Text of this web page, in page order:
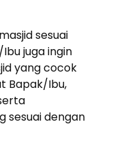
sesuai
juga ingin
yang cocok
Bapak/Ibu,
sesuai dengan